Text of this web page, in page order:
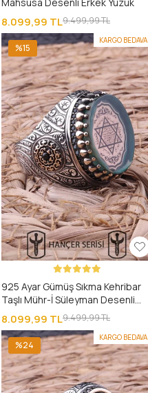
8.099,99 TL9.499,99 TL
KARGO BEDAVA
%15
925 Ayar Gümüş Sıkma Kehribar
Taşlı Mühr-İ Süleyman Desenli
Erkek Yüzük
8.099,99 TL9.499,99 TL
KARGO BEDAVA
%24